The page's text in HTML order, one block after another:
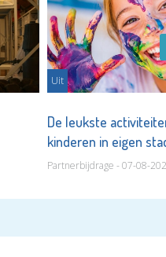
Uit
De leukste
kinderen in eigen
Partnerbijdrage - 07-08-